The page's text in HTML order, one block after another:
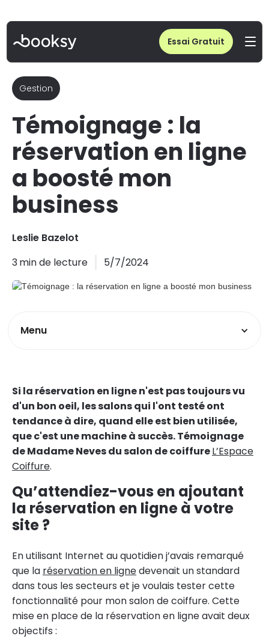
Essai Gratuit
Témoignage : la réservation en ligne a boosté mon business
Gestion
Témoignage : la
réservation en ligne
a boosté mon
business
Leslie Bazelot
3min de lecture 5/7/2024
Menu
Si la réservation en ligne n'est pas toujours vu
d'un bon oeil, les salons qui l'ont testé ont
tendance à dire, quand elle est bien utilisée,
que c'est une machine à succès. Témoignage
de Madame Neves du salon de coiffureL’Espace
Coiffure.
Qu’attendiez-vous en ajoutant
la réservation en ligne à votre
site ?
En utilisant Internet au quotidien j’avais remarqué
que la réservation en lignedevenait un standard
dans tous les secteurs et je voulais tester cette
fonctionnalité pour mon salon de coiffure. Cette
mise en place de la réservation en ligne avait deux
objectifs :